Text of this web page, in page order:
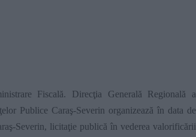
Fiscală. Direcţia Generală Regională a
Publice Caraş-Severin organizează în data de
Severin, licitaţie publică în vederea valorificării